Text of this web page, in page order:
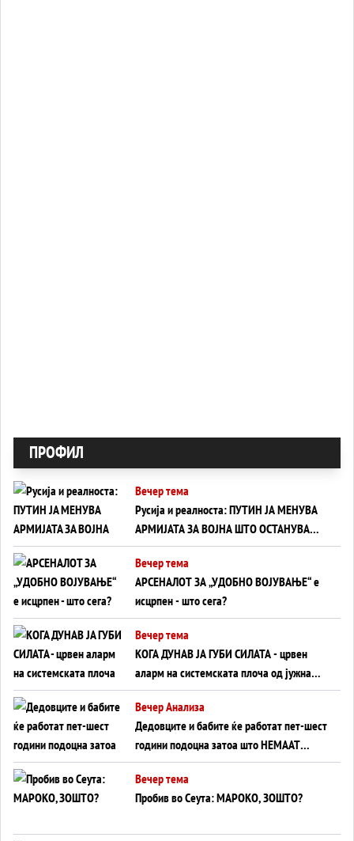
ПРОФИЛ
Вечер тема
Русија и реалноста: ПУТИН ЈА МЕНУВА
АРМИЈАТА ЗА ВОЈНА ШТО ОСТАНУВА
БЕЗ ФРОНТ
Вечер тема
АРСЕНАЛОТ ЗА „УДОБНО ВОЈУВАЊЕ“ е
исцрпен - што сега?
Вечер тема
КОГА ДУНАВ ЈА ГУБИ СИЛАТА - црвен
аларм на системската плоча од јужна
Германија до Црното Море...
Вечер Анализа
Дедовците и бабите ќе работат пет-шест
години подоцна затоа што НЕМААТ
ВНУЦИ ДА ГИ ЗАМЕНАТ
Вечер тема
Пробив во Сеута: МАРОКО, ЗОШТО?